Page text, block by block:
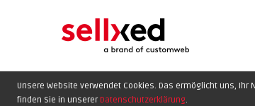
Unsere Website verwendet Cookies. Das ermöglicht uns,
finden Sie in unserer Datenschutzerklärung.